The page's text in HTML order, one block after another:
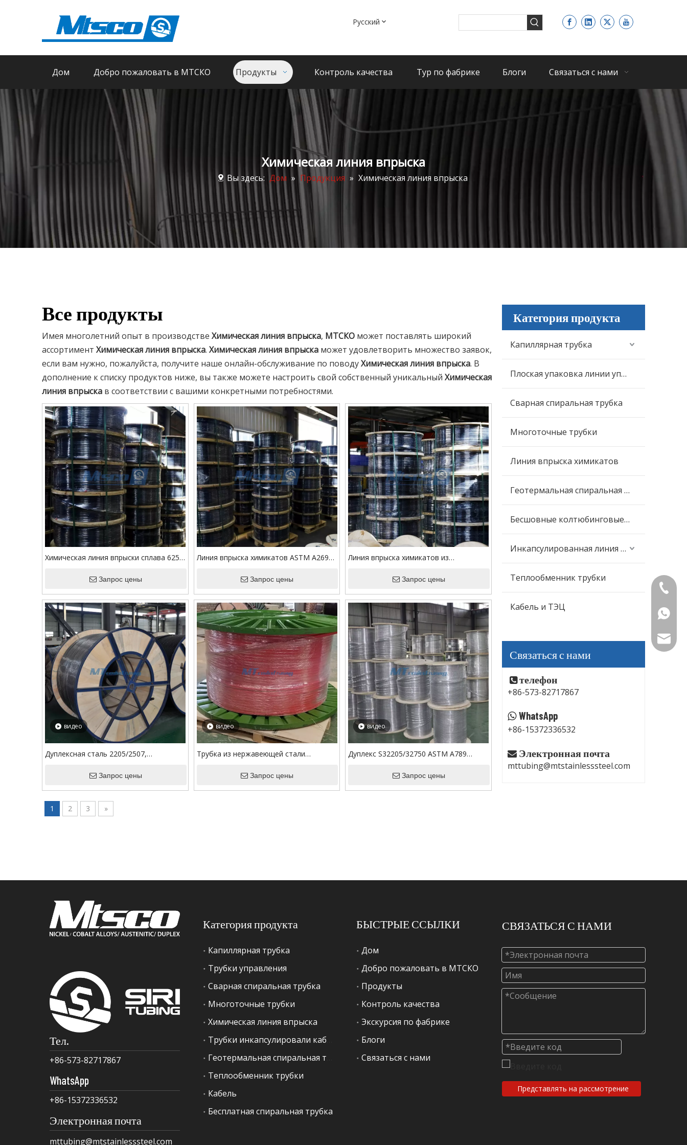
Pусский
Дом Добро пожаловать в МТСКО Продукты Контроль качества Тур по фабрике Блоги Связаться с нами
Химическая линия впрыска
Вы здесь: Дом » Продукция » Химическая линия впрыска
Все продукты
Имея многолетний опыт в производстве Химическая линия впрыска, МТСКО может поставлять широкий
ассортимент Химическая линия впрыска. Химическая линия впрыска может удовлетворить множество заявок,
если вам нужно, пожалуйста, получите наше онлайн-обслуживание по поводуХимическая линия впрыска. В
дополнение к списку продуктов ниже, вы также можете настроить свой собственный уникальный Химическая
линия впрыска в соответствии с вашими конкретными потребностями.
Химическая линия впрыски сплава 625
Запрос цены
Линия впрыска химикатов ASTM A269
Запрос цены
Линия впрыска химикатов из
капсулой Rilsan PA 11Запрос цены
видео
Дуплексная сталь 2205/2507,
управления TPV для линии впрыска
Запрос цены
видео
Трубка из нержавеющей стали
Запрос цены
видео
Дуплекс S32205/32750 ASTM A789
Запрос цены
1 2 3 »
Категория продукта
Капиллярная трубка
Плоская упаковка линии управления
Сварная спиральная трубка
Многоточные трубки
Линия впрыска химикатов
Геотермальная спиральная трубка
Бесшовные колтюбинговые трубы
Инкапсулированная линия управления
Теплообменник трубки
Кабель и ТЭЦ
Связаться с нами
 телефон
+86-573-82717867
 WhatsApp
+86-15372336532
 Электронная почта
mttubing@mtstainlesssteel.com
Тел.
+86-573-82717867
WhatsApp
+86-15372336532
Электронная почта
mttubing@mtstainlesssteel.com
Категория продукта
Капиллярная трубка
Трубки управления
Сварная спиральная трубка
Многоточные трубки
Химическая линия впрыска
Теплообменник трубки
Кабель
Бесплатная спиральная трубка
БЫСТРЫЕ ССЫЛКИ
Дом
Добро пожаловать в МТСКО
Продукты
Контроль качества
Экскурсия по фабрике
Блоги
Связаться с нами
+86-
+86-
СВЯЗАТЬСЯ С НАМИ
Представлять на рассмотрение